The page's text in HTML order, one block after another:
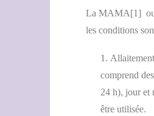
La MAMA[1]
les conditions
comprend
24 h), jour et
être utilisée.